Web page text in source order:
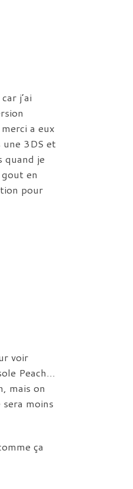
j’ai
a eux
3DS et
quand je
en
pour
voir
Peach…
mais on
moins
ça